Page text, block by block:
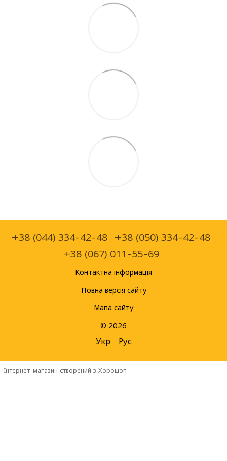
+38 (044) 334-42-48
+38 (050) 334-42-48
+38 (067) 011-55-69
Контактна інформація
Повна версія сайту
Мапа сайту
© 2026
Укр Рус
Інтернет-магазин створений з Хорошоп